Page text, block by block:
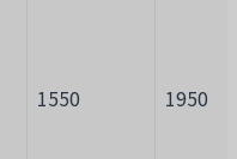
1550 1950